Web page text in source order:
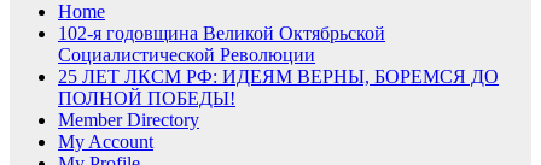
Home
102-я годовщина Великой Октябрьской
Социалистической Революции
25 ЛЕТ ЛКСМ РФ: ИДЕЯМ ВЕРНЫ, БОРЕМСЯ ДО
ПОЛНОЙ ПОБЕДЫ!
Member Directory
My Account